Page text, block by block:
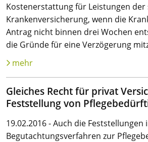
Kostenerstattung für Leistungen der
Krankenversicherung, wenn die
Antrag nicht binnen drei Wochen
die Gründe für eine Verzögerung
mehr
Gleiches Recht für privat
Feststellung von
19.02.2016 - Auch die Feststellungen
Begutachtungsverfahren zur